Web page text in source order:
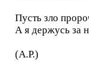
Пусть зло
А я держусь за
(А.Р.)